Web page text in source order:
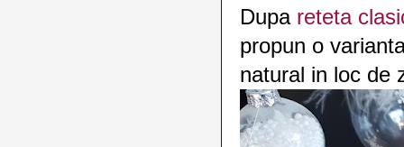
Dupa reteta
propun o
natural in loc de